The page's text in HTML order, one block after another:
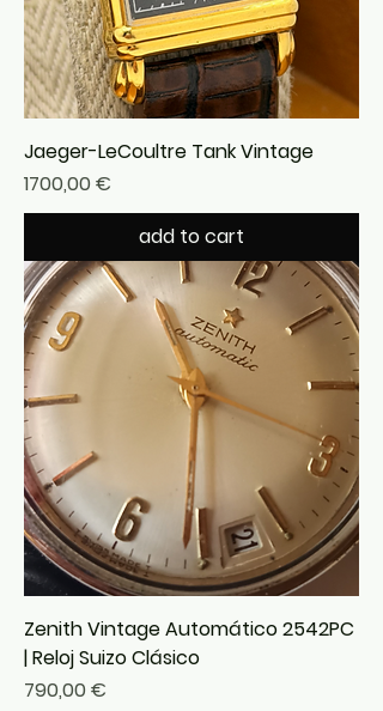
Jaeger-LeCoultre Tank Vintage
Precio
1700,00 €
add to cart
Zenith Vintage Automático 2542PC
| Reloj Suizo Clásico
Precio
790,00 €